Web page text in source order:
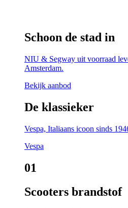
Schoon de stad in
NIU & Segway uit voorraad
Amsterdam.
Bekijk aanbod
De klassieker
Vespa, Italiaans icoon sinds
Vespa
01
Scooters brandstof